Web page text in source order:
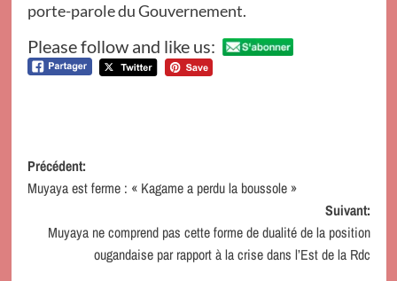
porte-parole du Gouvernement.
Please follow and like us:
Navigation
d’article
Précédent:
Muyaya est ferme : « Kagame a perdu la boussole »
Suivant:
Muyaya ne comprend pas cette forme de dualité de la position
ougandaise par rapport à la crise dans l’Est de la Rdc